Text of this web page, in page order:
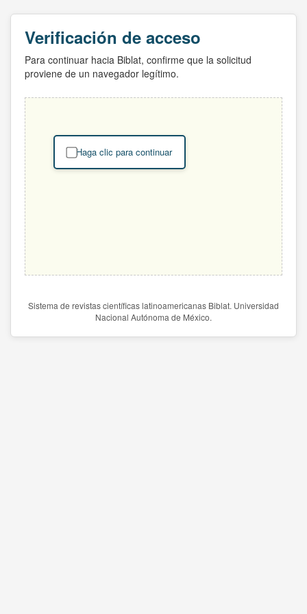
Verificación de acceso
Para continuar hacia Biblat, confirme que la solicitud
proviene de un navegador legítimo.
Haga clic para continuar
Sistema de revistas científicas latinoamericanas Biblat. Universidad
Nacional Autónoma de México.